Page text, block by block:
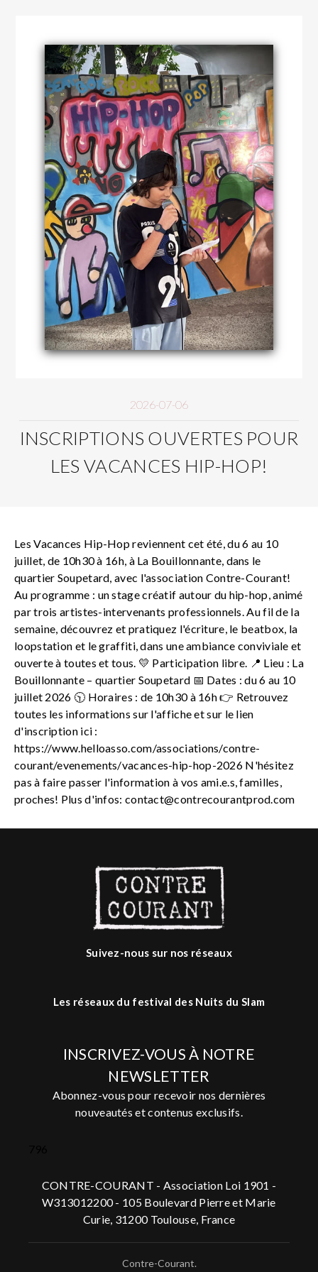
2026-07-06
INSCRIPTIONS OUVERTES POUR
LES VACANCES HIP-HOP!
Les Vacances Hip-Hop reviennent cet été, du 6 au 10
juillet, de 10h30 à 16h, à La Bouillonnante, dans le
quartier Soupetard, avec l'association Contre-Courant!
Au programme : un stage créatif autour du hip-hop, animé
par trois artistes-intervenants professionnels. Au fil de la
semaine, découvrez et pratiquez l'écriture, le beatbox, la
loopstation et le graffiti, dans une ambiance conviviale et
ouverte à toutes et tous. 💛 Participation libre. 📍 Lieu : La
Bouillonnante – quartier Soupetard 📅 Dates : du 6 au 10
juillet 2026 🕥 Horaires : de 10h30 à 16h 👉 Retrouvez
toutes les informations sur l'affiche et sur le lien
d'inscription ici :
https://www.helloasso.com/associations/contre-
courant/evenements/vacances-hip-hop-2026 N'hésitez
pas à faire passer l'information à vos ami.e.s, familles,
proches! Plus d'infos: contact@contrecourantprod.com
Suivez-nous sur nos réseaux
Les réseaux du festival des Nuits du Slam
INSCRIVEZ-VOUS À NOTRE
NEWSLETTER
Abonnez-vous pour recevoir nos dernières
nouveautés et contenus exclusifs.
CONTRE-COURANT - Association Loi 1901 -
W313012200 - 105 Boulevard Pierre et Marie
Curie, 31200 Toulouse, France
Contre-Courant.